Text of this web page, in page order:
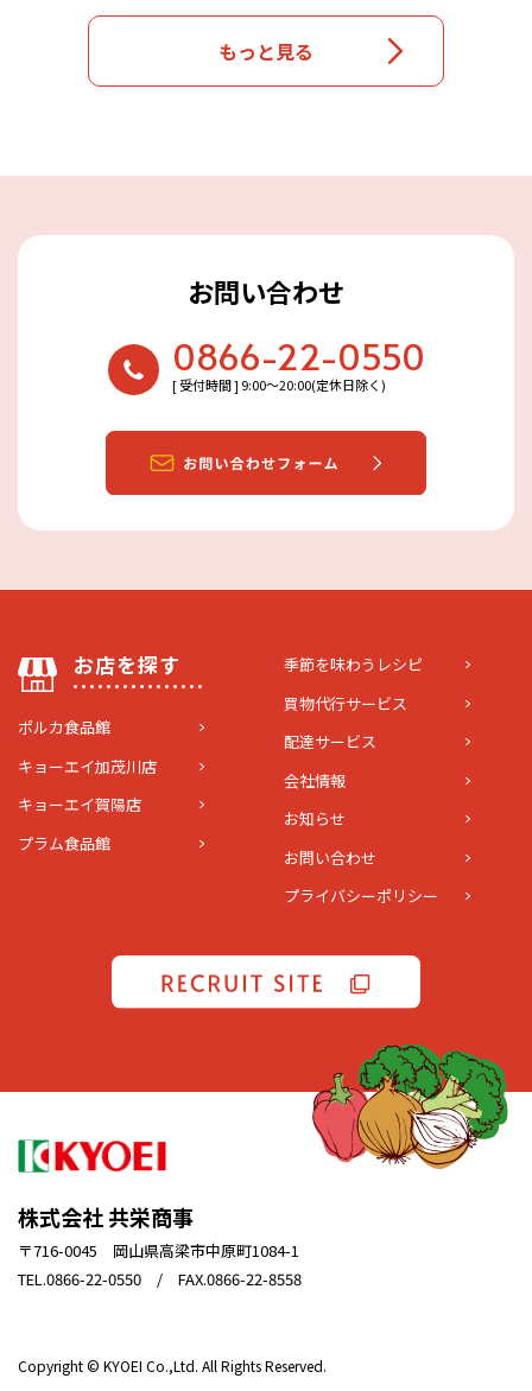
もっと見る
お問い合わせ
0866-22-0550
[ 受付時間 ] 9:00〜20:00(定休日除く)
お店を探す
ポルカ食品館
キョーエイ加茂川店
キョーエイ賀陽店
プラム食品館
季節を味わうレシピ
買物代行サービス
配達サービス
会社情報
お知らせ
お問い合わせ
プライバシーポリシー
株式会社 共栄商事
〒716-0045 岡山県高梁市中原町1084-1
TEL.0866-22-0550 / FAX.0866-22-8558
Copyright © KYOEI Co.,Ltd. All Rights Reserved.